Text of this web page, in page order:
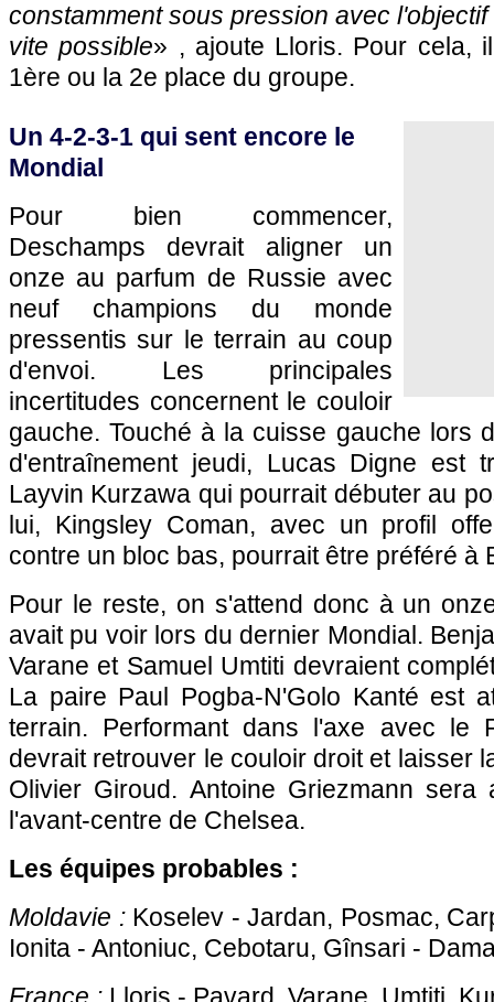
constamment sous pression avec
vite possible» , ajoute Lloris. Pour cela,
1ère ou la 2e place du groupe.
Un 4-2-3-1 qui sent encore le
Mondial
Pour bien commencer,
Deschamps devrait aligner un
onze au parfum de Russie avec
neuf champions du monde
pressentis sur le terrain au coup
d'envoi. Les principales
incertitudes concernent le couloir
gauche. Touché à la cuisse gauche lors
d'entraînement jeudi, Lucas Digne est
Layvin Kurzawa qui pourrait débuter au
lui, Kingsley Coman, avec un profil
contre un bloc bas, pourrait être préféré à
Pour le reste, on s'attend donc à un
avait pu voir lors du dernier Mondial.
Varane et Samuel Umtiti devraient
La paire Paul Pogba-N'Golo Kanté est
terrain. Performant dans l'axe avec le
devrait retrouver le couloir droit et laisser
Olivier Giroud. Antoine Griezmann
l'avant-centre de Chelsea.
Les équipes probables :
Moldavie : Koselev - Jardan, Posmac,
Ionita - Antoniuc, Cebotaru, Gînsari -